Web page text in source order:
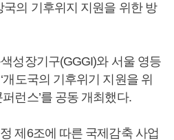
의 기후위지 지원을 위한 방
성장기구(GGGI)와 서울 영등
도국의 기후위기 지원을 위
런스’를 공동 개최했다.
제6조에 따른 국제감축 사업